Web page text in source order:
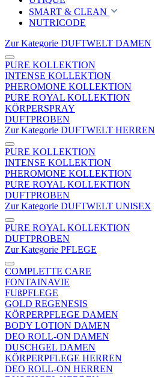
SMART & CLEAN
NUTRICODE
Zur Kategorie DUFTWELT DAMEN
PURE KOLLEKTION
INTENSE KOLLEKTION
PHEROMONE KOLLEKTION
PURE ROYAL KOLLEKTION
KÖRPERSPRAY
DUFTPROBEN
Zur Kategorie DUFTWELT HERREN
PURE KOLLEKTION
INTENSE KOLLEKTION
PHEROMONE KOLLEKTION
PURE ROYAL KOLLEKTION
DUFTPROBEN
Zur Kategorie DUFTWELT UNISEX
PURE ROYAL KOLLEKTION
DUFTPROBEN
Zur Kategorie PFLEGE
COMPLETTE CARE
FONTAINAVIE
FUßPFLEGE
GOLD REGENESIS
KÖRPERPFLEGE DAMEN
BODY LOTION DAMEN
DEO ROLL-ON DAMEN
DUSCHGEL DAMEN
KÖRPERPFLEGE HERREN
DEO ROLL-ON HERREN